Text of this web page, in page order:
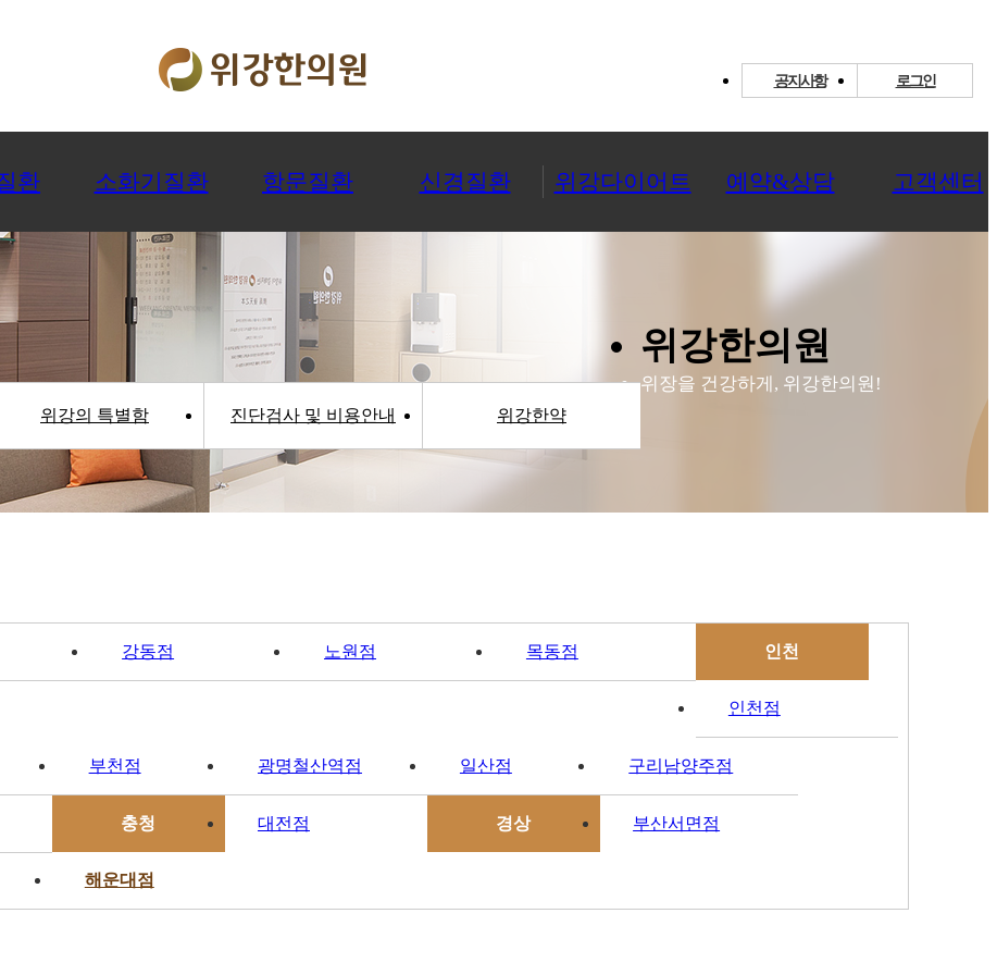
공지사항 로그인
환 소화기질환 항문질환 신경질환 위강다이어트 예약&상담 고객센터
위강한의원
위장을 건강하게, 위강한의원!
위강의 특별함 진단검사 및 비용안내 위강한약
강동점 노원점 목동점 인천
인천점
부천점 광명철산역점 일산점 구리남양주점
충청 대전점 경상 부산서면점
해운대점